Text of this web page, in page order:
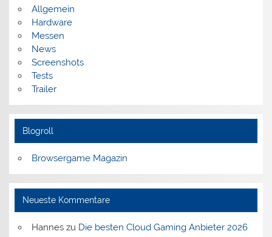
Allgemein
Hardware
Messen
News
Screenshots
Tests
Trailer
Blogroll
Browsergame Magazin
Neueste Kommentare
Hanneszu Die besten Cloud Gaming Anbieter 2026